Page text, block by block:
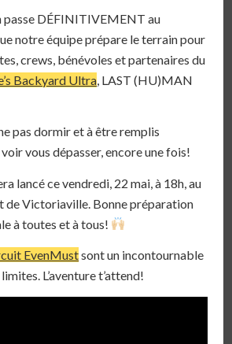
passe DÉFINITIVEMENT au
notre équipe prépare le terrain pour
crews, bénévoles et partenaires du
Backyard Ultra , LAST (HU)MAN
pas dormir et à être remplis
vous dépasser, encore une fois!
lancé ce vendredi, 22 mai, à 18h, au
de Victoriaville. Bonne préparation
à toutes et à tous!
EvenMustsont un incontournable
L’aventure t’attend!